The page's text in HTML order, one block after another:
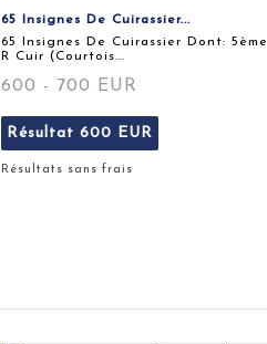
65 Insignes De Cuirassier...
65 Insignes De Cuirassier Dont: 5ème
R Cuir (Courtois...
600 - 700 EUR
Résultat 600 EUR
Résultats sans frais